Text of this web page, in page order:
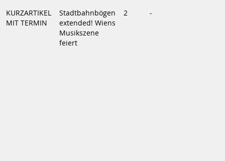
KURZARTIKEL
MIT TERMIN
Stadtbahnbögen
extended! Wiens
Musikszene
feiert
2 -